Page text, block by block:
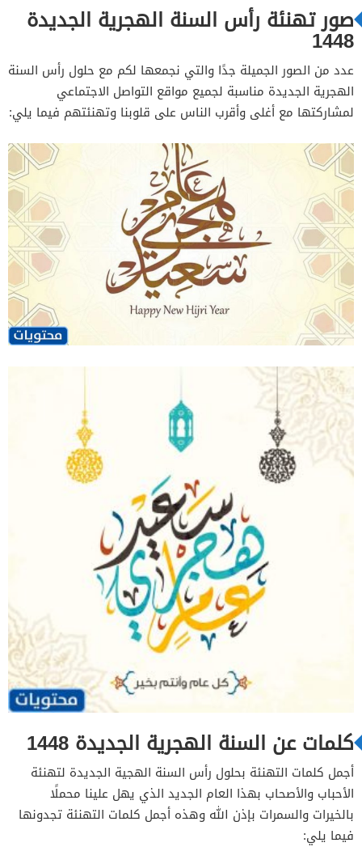
صور تهنئة رأس السنة الهجرية الجديدة
1448
عدد من الصور الجميلة جدًا والتي نجمعها لكم مع حلول رأس السنة
الهجرية الجديدة مناسبة لجميع مواقع التواصل الاجتماعي
لمشاركتها مع أغلى وأقرب الناس على قلوبنا وتهنئتهم فيما يلي:
كلمات عن السنة الهجرية الجديدة 1448
أجمل كلمات التهنئة بحلول رأس السنة الهجية الجديدة لتهنئة
الأحباب والأصحاب بهذا العام الجديد الذي يهل علينا محملًا
بالخيرات والسمرات بإذن الله وهذه أجمل كلمات التهنئة تجدونها
فيما يلي: